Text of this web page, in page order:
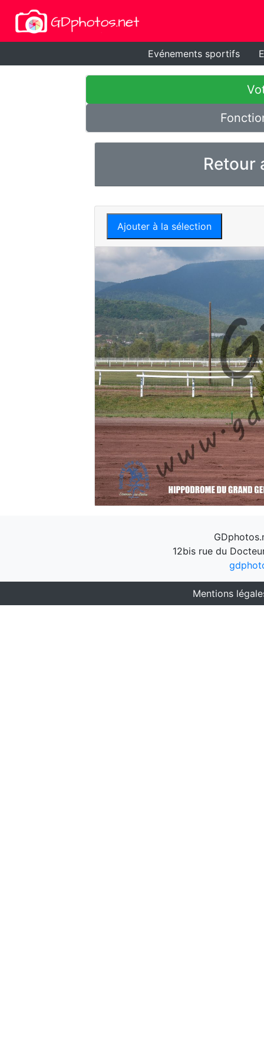
Evénements sportifs
Retour
Ajouter à la sélection
12bis rue du
Mentions